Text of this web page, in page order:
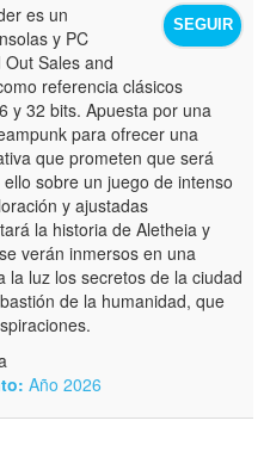
SEGUIR
es un
y PC
Sales and
referencia clásicos
y 32 bits. Apuesta por una
para ofrecer una
que prometen que será
sobre un juego de intenso
y ajustadas
la historia de Aletheia y
verán inmersos en una
la luz los secretos de la ciudad
de la humanidad, que
Año 2026